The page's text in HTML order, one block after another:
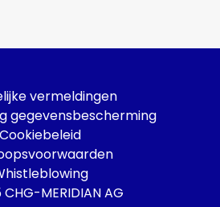
MERIDIAN AG
vermeldingen
gegevensbescherming
Cookiebeleid